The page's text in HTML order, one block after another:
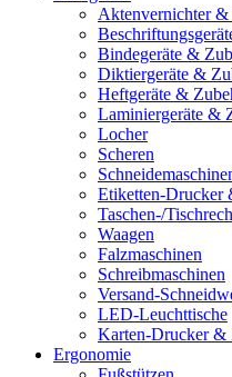
Aktenvernichter &
Bindegeräte &
Diktiergeräte &
Heftgeräte &
Laminiergeräte &
Locher
Scheren
Etiketten-Drucker
Taschen-/
Waagen
Falzmaschinen
Schreibmaschinen
Versand-
LED-Leuchttische
Karten-Drucker &
Ergonomie